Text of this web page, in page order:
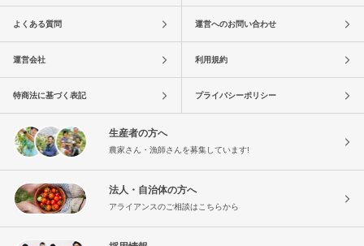
よくある質問 運営へのお問い合わせ
運営会社 利用規約
特商法に基づく表記 プライバシーポリシー
生産者の方へ
農家さん・漁師さんを募集しています!
法人・自治体の方へ
アライアンスのご相談はこちらから